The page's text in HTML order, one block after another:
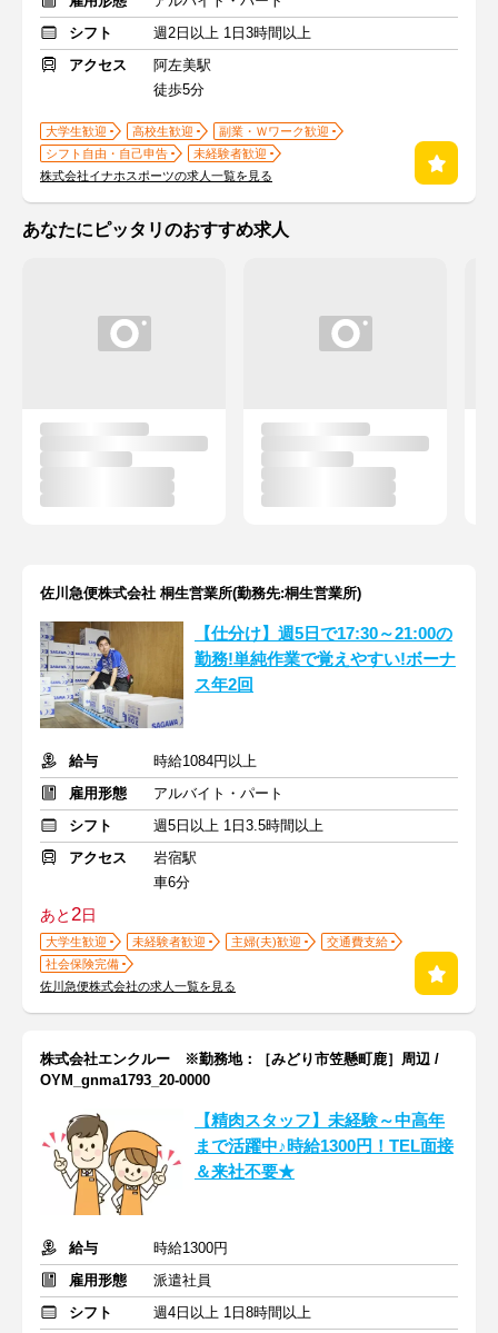
シフト
週2日以上 1日3時間以上
アクセス
阿左美駅
徒歩5分
大学生歓迎 高校生歓迎
副業・Ｗワーク歓迎
シフト自由・自己申告
未経験者歓迎
株式会社イナホスポーツの求人一覧を見る
あなたにピッタリのおすすめ求人
佐川急便株式会社 桐生営業所(勤務先:桐生営業所)
【仕分け】週5日で17:30～21:00の
勤務!単純作業で覚えやすい!ボーナ
ス年2回
給与
時給1084円以上
雇用形態
アルバイト・パート
シフト
週5日以上 1日3.5時間以上
アクセス
岩宿駅
車6分
あと2日
大学生歓迎 未経験者歓迎 主婦(夫)歓迎
交通費支給
社会保険完備
佐川急便株式会社の求人一覧を見る
株式会社エンクルー ※勤務地：［みどり市笠懸町鹿］周辺 /
OYM_gnma1793_20-0000
【精肉スタッフ】未経験～中高年
まで活躍中♪時給1300円！TEL面接
＆来社不要★
給与
時給1300円
雇用形態
派遣社員
シフト
週4日以上 1日8時間以上